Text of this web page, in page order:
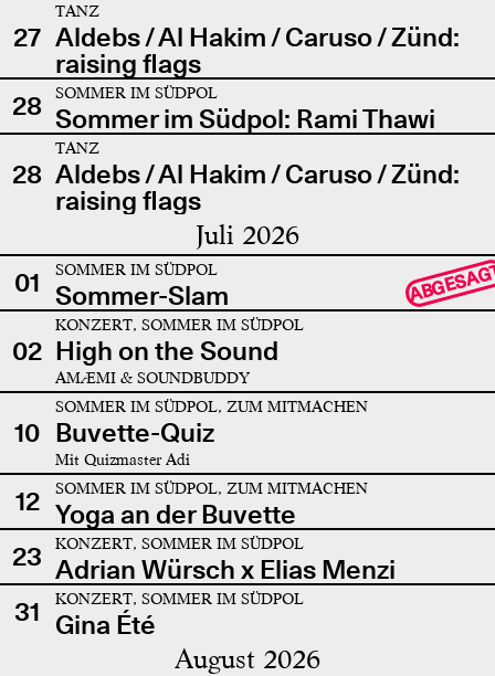
27
TANZ
Aldebs / Al Hakim / Caruso / Zünd:
raising flags
28
SOMMER IM SÜDPOL
Sommer im Südpol: Rami Thawi
28
TANZ
Aldebs / Al Hakim / Caruso / Zünd:
raising flags
Juli 2026
01 SOMMER IM SÜDPOL
Sommer-Slam
02
KONZERT, SOMMER IM SÜDPOL
High on the Sound
AMÆMI & SOUNDBUDDY
10
SOMMER IM SÜDPOL, ZUM MITMACHEN
Buvette-Quiz
Mit Quizmaster Adi
12 SOMMER IM SÜDPOL, ZUM MITMACHEN
Yoga an der Buvette
23
KONZERT, SOMMER IM SÜDPOL
Adrian Würsch x Elias Menzi
31
KONZERT, SOMMER IM SÜDPOL
Gina Été
August 2026